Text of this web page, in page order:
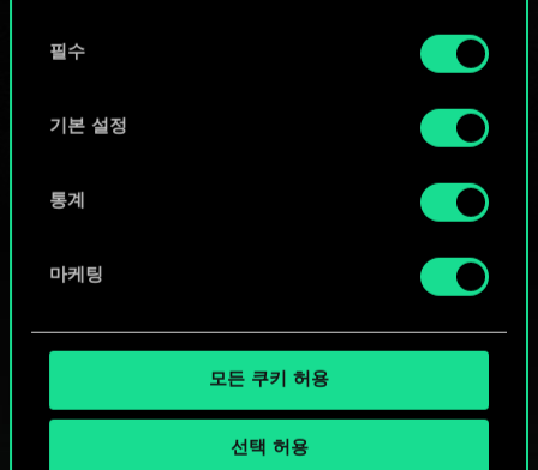
쿠키 사용에 관한 세부 사항이나 관련 설정은 아래의
필수
기본 설정
통계
마케팅
모든 쿠키 허용
선택 허용